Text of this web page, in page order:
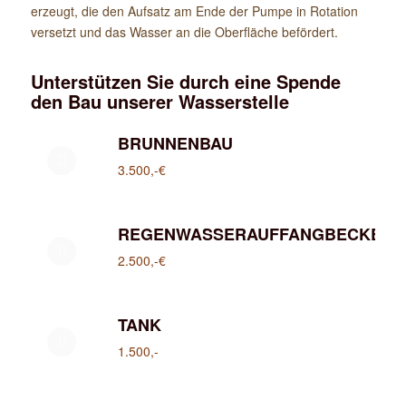
erzeugt, die den Aufsatz am Ende der Pumpe in Rotation
versetzt und das Wasser an die Oberfläche befördert.
Unterstützen Sie durch eine Spende
den Bau unserer Wasserstelle
BRUNNENBAU
3.500,-€
REGENWASSERAUFFANGBECKEN
2.500,-€
TANK
1.500,-